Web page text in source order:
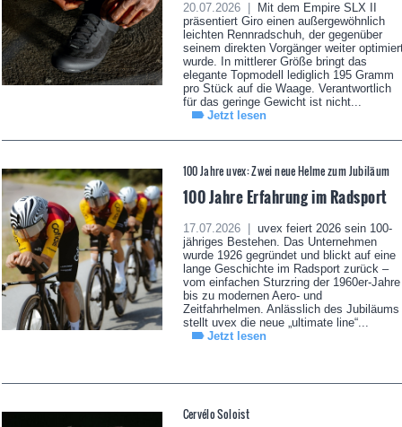
20.07.2026 |
Mit dem Empire SLX II
präsentiert Giro einen außergewöhnlich
leichten Rennradschuh, der gegenüber
seinem direkten Vorgänger weiter
wurde. In mittlerer Größe bringt das
elegante Topmodell lediglich 195 Gramm
pro Stück auf die Waage. Verantwortlich
für das geringe Gewicht ist nicht...
Jetzt lesen
100 Jahre uvex: Zwei neue Helme zum Jubiläum
100 Jahre Erfahrung im Radsport
17.07.2026 |
uvex feiert 2026 sein 100-
jähriges Bestehen. Das Unternehmen
wurde 1926 gegründet und blickt auf eine
lange Geschichte im Radsport zurück –
vom einfachen Sturzring der 1960er-Jahre
bis zu modernen Aero- und
Zeitfahrhelmen. Anlässlich des Jubiläums
stellt uvex die neue „ultimate line“...
Jetzt lesen
Cervélo Soloist